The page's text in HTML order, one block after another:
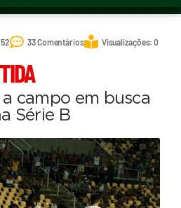
33 Comentários Visualizações: 0
campo em busca
Série B